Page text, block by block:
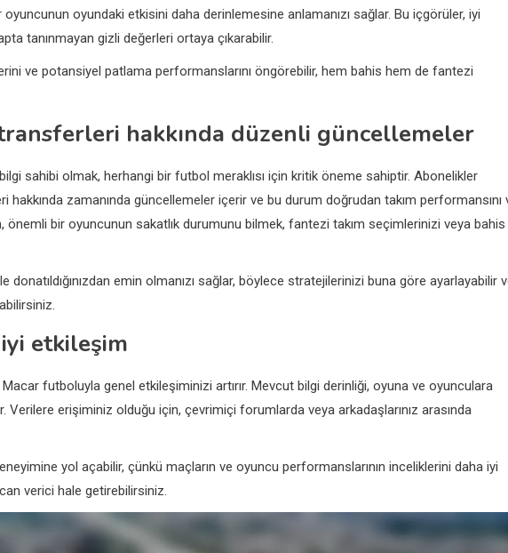
oyundaki etkisini daha derinlemesine anlamanızı sağlar. Bu içgörüler, iyi
tanınmayan gizli değerleri ortaya çıkarabilir.
ve potansiyel patlama performanslarını öngörebilir, hem bahis hem de fantezi
hakkında düzenli güncellemeler
sahibi olmak, herhangi bir futbol meraklısı için kritik öneme sahiptir. Abonelikler
hakkında zamanında güncellemeler içerir ve bu durum doğrudan takım performansını
önemli bir oyuncunun sakatlık durumunu bilmek, fantezi takım seçimlerinizi veya bahis
emin olmanızı sağlar, böylece stratejilerinizi buna göre ayarlayabilir
etkileşim
futboluyla genel etkileşiminizi artırır. Mevcut bilgi derinliği, oyuna ve oyunculara
erişiminiz olduğu için, çevrimiçi forumlarda veya arkadaşlarınız arasında
yol açabilir, çünkü maçların ve oyuncu performanslarının inceliklerini daha iyi
verici hale getirebilirsiniz.